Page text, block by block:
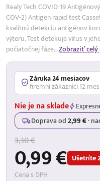
Realy Tech COVID-19
COV-2) Antigen rapid test
kvalitnú detekciu antigénov
výteru. Test detekuje vírus v
počiatočnej fáze…Zobraziť
Záruka 24 mesiacov
firemní zákazníci 12 mes.
Nie je na sklade
Doprava od2,99 €·
3,30 €
0,99 € Ušetríte
Cena s DPH